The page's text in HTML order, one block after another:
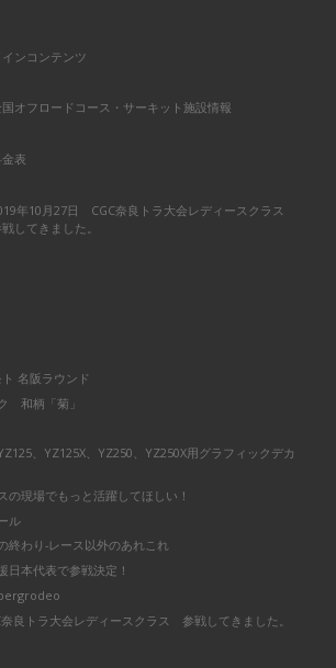
インコンテンツ
オフロードコース・サーキット施設情報
表
年10月27日 CGC奈良トラ大会レディースクラス
してきました。
名阪ラウンド
和柄「菊」
、YZ125X、YZ250、YZ250X用グラフィックデカ
の現場でもっと活躍してほしい！
ル
終わり-レース以外のあれこれ
日本代表で参戦決定！
良トラ大会レディースクラス 参戦してきました。